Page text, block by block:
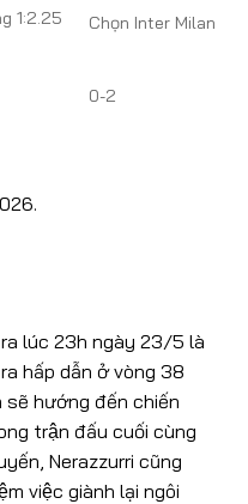
1:2.25
Chọn Inter Milan
0-2
lúc 23h ngày 23/5 là
hấp dẫn ở vòng 38
sẽ hướng đến chiến
trận đấu cuối cùng
Nerazzurri cũng
việc giành lại ngôi